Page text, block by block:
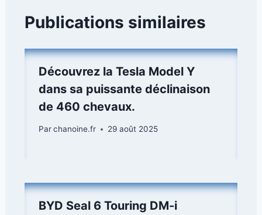
Publications similaires
Découvrez la Tesla Model Y
dans sa puissante déclinaison
de 460 chevaux.
Parchanoine.fr 29 août 2025
BYD Seal 6 Touring DM-i